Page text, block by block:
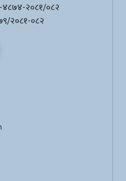
-४८७४-२०८१/०८२
२०८१-०८२